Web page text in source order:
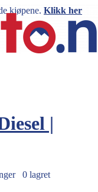
kjøpene. Klikk her
|
0 lagret